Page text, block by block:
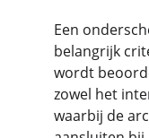
Een
belangrijk
wordt
zowel het
waarbij de